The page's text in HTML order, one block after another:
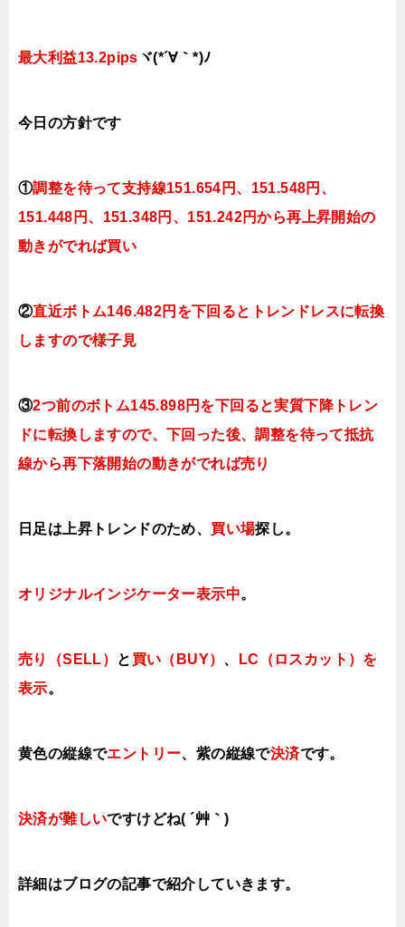
最大利益13.2pips ヾ(*´∀｀*)ﾉ
今日 の方針です
①調整を待って支持線151.654円、151.548円、
151.448円、151.348円、151.242円から再上昇開始の
動きがでれば買い
②直近ボトム146.482円を下回るとトレンドレスに転換
しますので様子見
③2つ前のボトム145.898円を下回ると実質下降トレン
ドに転換しますので、下回った後、調整を待って抵抗
線から再下落開始の動きがでれば売り
日足は上昇トレンドのため、 買い場探し。
オリジナルインジケーター表示中。
売り（SELL） と 買い（BUY） 、
LC（ロスカット）を
表示。
黄色の縦線でエントリー、紫の縦線で決済です。
決済が難しいですけどね( ´艸｀)
詳細はブログの記事で紹介していきます。